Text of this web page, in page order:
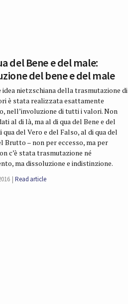
del Bene e del male:
del bene e del male
idea nietzschiana della trasmutazione di
è stata realizzata esattamente
nell’involuzione di tutti i valori. Non
al di là, ma al di qua del Bene e del
qua del Vero e del Falso, al di qua del
Brutto – non per eccesso, ma per
c’è stata trasmutazione né
ma dissoluzione e indistinzione.
Read article